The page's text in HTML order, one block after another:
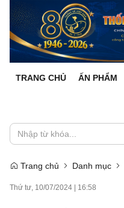
TRANG CHỦ ẤN PHẨM
Trang chủ Danh mục
Thứ tư, 10/07/2024 16:58